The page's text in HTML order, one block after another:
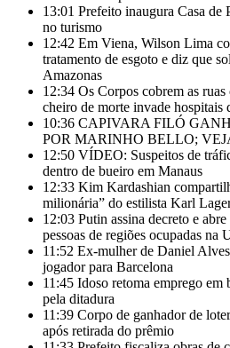
13:01 Prefeito inaugura Casa de
no turismo
12:42 Em Viena, Wilson Lima
tratamento de esgoto e diz que
Amazonas
12:34 Os Corpos cobrem as
cheiro de morte invade hospitais
10:36 CAPIVARA FILÓ
POR MARINHO BELLO;
12:50 VÍDEO: Suspeitos de
dentro de bueiro em Manaus
12:33 Kim Kardashian
milionária” do estilista Karl
12:03 Putin assina decreto e
pessoas de regiões ocupadas na
11:52 Ex-mulher de Daniel
jogador para Barcelona
11:45 Idoso retoma emprego em
pela ditadura
11:39 Corpo de ganhador de
após retirada do prêmio